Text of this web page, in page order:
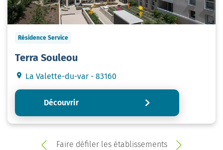
Résidence Service
Terra Souleou
La Valette-du-var - 83160
Découvrir
Faire défiler les établissements